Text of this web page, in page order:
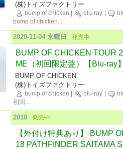
(株)トイズファクトリー
bump of chicken blu-ray
bump of chicken...
2020-11-04 水曜日 発売中
BUMP OF CHICKEN TOUR
ME（初回限定盤）【Blu-ray
BUMP OF CHICKEN
(株)トイズファクトリー
bump of chicken blu-ray
初回 ...
2018 発売中
【外付け特典あり】 BUMP
18 PATHFINDER SAITAMA